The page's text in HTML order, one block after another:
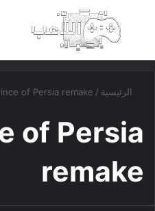
بحث عن
الرئيسية /
of Persia remake
of Persia
remake